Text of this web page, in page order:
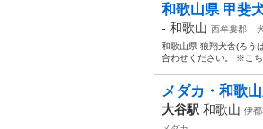
和歌山県 甲斐
- 和歌山 西牟婁郡
和歌山県 狼翔犬舎(ろう
合わせください。 ※こち
メダカ・和歌
大谷駅 和歌山 伊